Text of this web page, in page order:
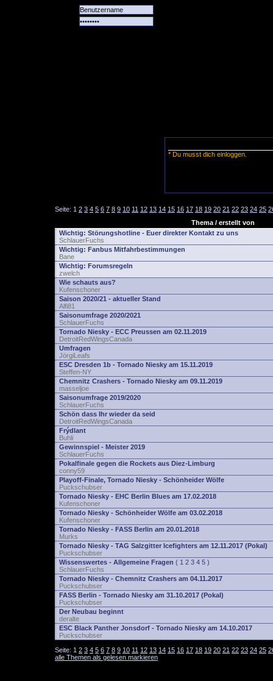
* Du musst dich einloggen.
Seite: 1 2 3 4 5 6 7 8 9 10 11 12 13 14 15 16 17 18 19 20 21 22 23 24 25
Thema / erstellt von
Wichtig: Störungshotline - Euer direkter Kontakt zu uns
SchlauerFuchs
Wichtig: Fanbus Mitfahrbestimmungen
Bane
Wichtig: Forumsregeln
zwelch
Wie schauts aus?
Kufenschoner
Saison 2020/21 - aktueller Stand
Alfi81
Saisonumfrage 2020/2021
SchlauerFuchs
Tornado Niesky - ECC Preussen am 02.11.2019
DetroitRedWingsCanada
Umfragen
JörgiLeafs
ESC Dresden 1b - Tornado Niesky am 15.11.2019
Steffen-NY
Chemnitz Crashers - Tornado Niesky am 09.11.2019
masseljoe
Saisonumfrage 2019/2020
SchlauerFuchs
Schön dass Ihr wieder da seid
DetroitRedWingsCanada
Frýdlant
Buhli
Gewinnspiel - Meister 2019
SchlauerFuchs
Pokalfinale gegen die Rockets aus Diez-Limburg
conny59
Playoff-Finale, Tornado Niesky - Schönheider Wölfe
Puckschubser
Tornado Niesky - EHC Berlin Blues am 17.02.2018
Kufenschoner
Tornado Niesky - Schönheider Wölfe am 03.02.2018
Kufenschoner
Tornado Niesky - FASS Berlin am 20.01.2018
Murks
Tornado Niesky - TAG Salzgitter Icefighters am 12.11.2017 (Pokal)
Puckschubser
Wissenswertes - Allgemeine Fragen ( 1 2 3 4 5 )
SchlauerFuchs
Tornado Niesky - Chemnitz Crashers am 04.11.2017
Puckschubser
FASS Berlin - Tornado Niesky am 31.10.2017 (Pokal)
Puckschubser
Der Neubau beginnt
deralte
ESC Black Panther Jonsdorf - Tornado Niesky am 14.10.2017
Puckschubser
Seite: 1 2 3 4 5 6 7 8 9 10 11 12 13 14 15 16 17 18 19 20 21 22 23 24 25
alle Themen als gelesen markieren